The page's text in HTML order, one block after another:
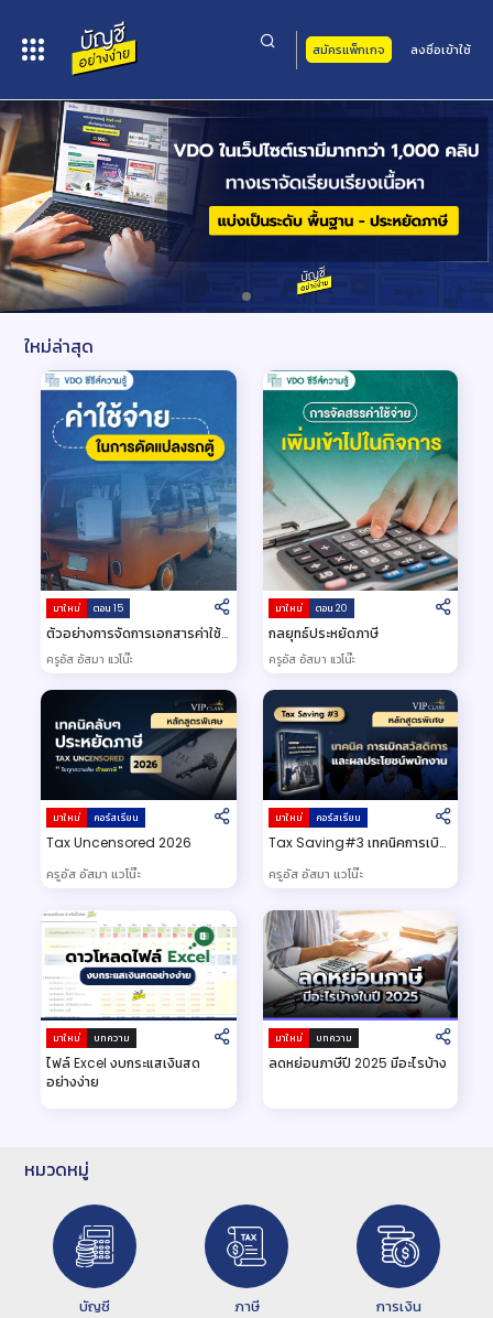
สมัครแพ็กเกจ ลงชื่อเข้าใช้
ใหม่ล่าสุด
มาใหม่ ตอน 15
ตัวอย่างการจัดการเอกสารค่าใช้
จ่ายค่าเดินทาง
ครูอัส อัสมา แวโน๊ะ
มาใหม่ ตอน 20
กลยุทธ์ประหยัดภาษี
ครูอัส อัสมา แวโน๊ะ
มาใหม่ คอร์สเรียน
Tax Uncensored 2026
ครูอัส อัสมา แวโน๊ะ
มาใหม่ คอร์สเรียน
Tax Saving#3 เทคนิคการเบิก
พนักงาน
ครูอัส อัสมา แวโน๊ะ
มาใหม่ บทความ
ไฟล์ Excel งบกระแสเงินสด
อย่างง่าย
มาใหม่ บทความ
ลดหย่อนภาษีปี 2025 มีอะไรบ้าง
หมวดหมู่
บัญชี ภาษี การเงิน